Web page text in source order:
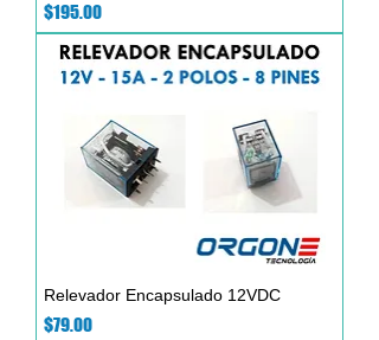
Precio
$195.00
Relevador Encapsulado 12VDC
Precio
$79.00